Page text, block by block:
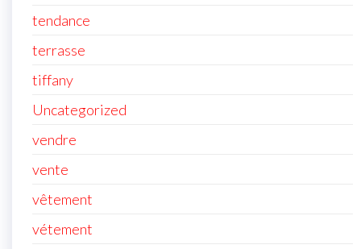
tendance
terrasse
tiffany
Uncategorized
vendre
vente
vêtement
vétement